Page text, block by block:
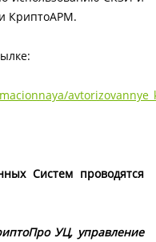
КриптоАРМ.
Систем проводятся
УЦ, управление